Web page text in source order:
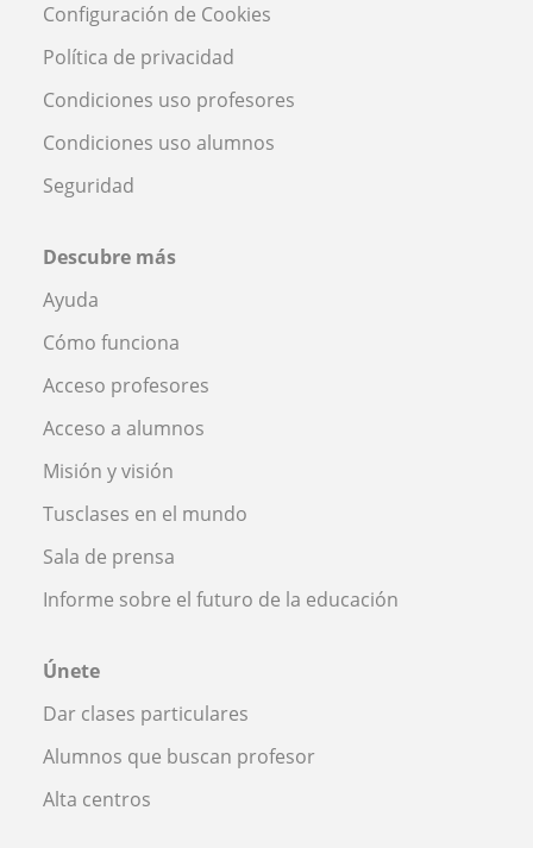
Configuración de Cookies
Política de privacidad
Condiciones uso profesores
Condiciones uso alumnos
Seguridad
Descubre más
Ayuda
Cómo funciona
Acceso profesores
Acceso a alumnos
Misión y visión
Tusclases en el mundo
Sala de prensa
Informe sobre el futuro de la educación
Únete
Dar clases particulares
Alumnos que buscan profesor
Alta centros